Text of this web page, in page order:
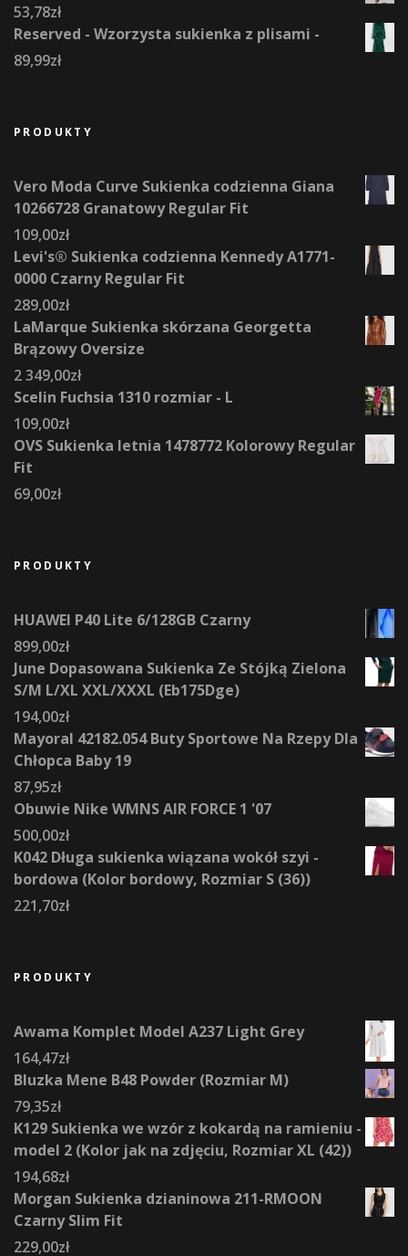
53,78zł
Reserved - Wzorzysta sukienka z plisami -
89,99zł
PRODUKTY
Vero Moda Curve Sukienka codzienna Giana
10266728 Granatowy Regular Fit
109,00zł
Levi's® Sukienka codzienna Kennedy A1771-
0000 Czarny Regular Fit
289,00zł
LaMarque Sukienka skórzana Georgetta
Brązowy Oversize
2 349,00zł
Scelin Fuchsia 1310 rozmiar - L
109,00zł
OVS Sukienka letnia 1478772 Kolorowy Regular
Fit
69,00zł
PRODUKTY
HUAWEI P40 Lite 6/128GB Czarny
899,00zł
June Dopasowana Sukienka Ze Stójką Zielona
S/M L/XL XXL/XXXL (Eb175Dge)
194,00zł
Mayoral 42182.054 Buty Sportowe Na Rzepy Dla
Chłopca Baby 19
87,95zł
Obuwie Nike WMNS AIR FORCE 1 '07
500,00zł
K042 Długa sukienka wiązana wokół szyi -
bordowa (Kolor bordowy, Rozmiar S (36))
221,70zł
PRODUKTY
Awama Komplet Model A237 Light Grey
164,47zł
Bluzka Mene B48 Powder (Rozmiar M)
79,35zł
K129 Sukienka we wzór z kokardą na ramieniu -
model 2 (Kolor jak na zdjęciu, Rozmiar XL (42))
194,68zł
Morgan Sukienka dzianinowa 211-RMOON
Czarny Slim Fit
229,00zł